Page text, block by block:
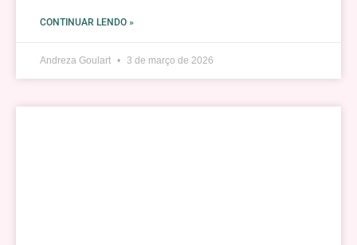
CONTINUAR LENDO »
Andreza Goulart 3 de março de 2026